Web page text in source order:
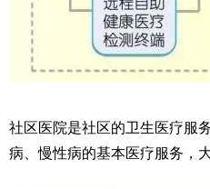
社区医院是社区的卫生医疗服
病、慢性病的基本医疗服务，